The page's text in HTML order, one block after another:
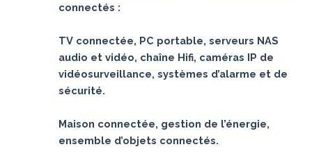
connectés :
TV connectée, PC portable, serveurs NAS
audio et vidéo, chaîne Hifi, caméras IP de
vidéosurveillance, systèmes d’alarme et de
sécurité.
Maison connectée, gestion de l’énergie,
ensemble d’objets connectés.